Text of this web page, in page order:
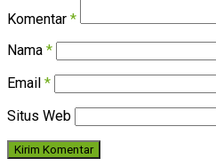
Komentar *
Nama *
Email *
Situs Web